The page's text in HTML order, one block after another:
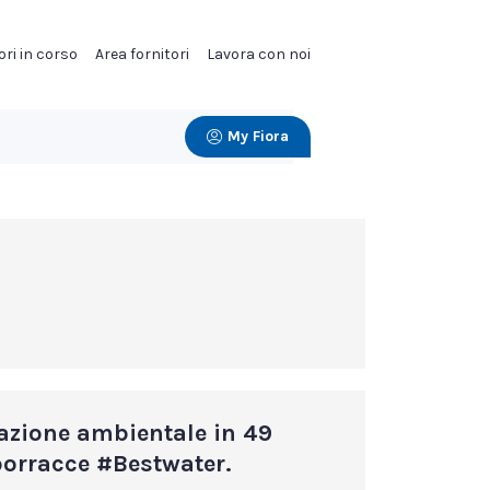
in corso Area fornitori Lavora con noi
My Fiora
ambientale in 49
#Bestwater.